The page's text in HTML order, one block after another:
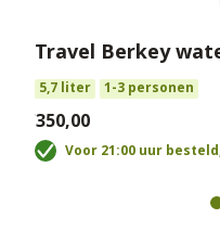
Travel Berkey
5,7 liter 1-3 personen
€350,00
Voor 21:00 uur